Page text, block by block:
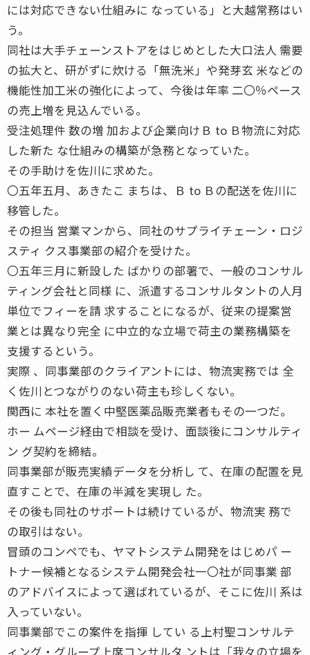
には対応できない仕組みに なっている」と大越常務はい
う。
同社は大手チェーンストアをはじめとした大口法人 需要
の拡大と、研がずに炊ける「無洗米」や発芽玄 米などの
機能性加工米の強化によって、今後は年率 二〇％ペース
の売上増を見込んでいる。
受注処理件 数の増 加および企業向けＢ to Ｂ物流に対応
した新た な仕組みの構築が急務となっていた。
その手助けを佐川に求めた。
〇五年五月、あきたこ まちは、Ｂ to Ｂの配送を佐川に
移管した。
その担当 営業マンから、同社のサプライチェーン・ロジ
スティ クス事業部の紹介を受けた。
〇五年三月に新設した ばかりの部署で、一般のコンサル
ティング会社と同様 に、派遣するコンサルタントの人月
単位でフィーを請 求することになるが、従来の提案営
業とは異なり完全 に中立的な立場で荷主の業務構築を
支援するという。
実際 、同事業部のクライアントには、物流実務では 全
く佐川とつながりのない荷主も珍しくない。
関西に 本社を置く中堅医薬品販売業者もその一つだ。
ホー ムページ経由で相談を受け、面談後にコンサルティ
ン グ契約を締結。
同事業部が販売実績データを分析し て、在庫の配置を見
直すことで、在庫の半減を実現し た。
その後も同社のサポートは続けているが、物流実 務で
の取引はない。
冒頭のコンペでも、ヤマトシステム開発をはじめパ ー
トナー候補となるシステム開発会社一〇社が同事業 部
のアドバイスによって選ばれているが、そこに佐川 系は
入っていない。
同事業部でこの案件を指揮 してい る上村聖コンサルテ
ィング・グループ上席コンサルタ ントは「我々の立場を